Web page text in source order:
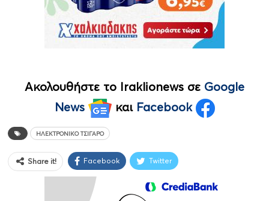
Ακολουθήστε το Iraklionews σε Google
News
και Facebook
ΗΛΕΚΤΡΟΝΙΚΟ ΤΣΙΓΑΡΟ
Share it! Facebook Twitter